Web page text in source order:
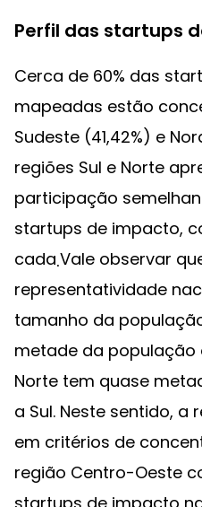
Perfil das startups
Cerca de 60% das
mapeadas estão
Sudeste (41,42%) e
regiões Sul e Norte
participação
startups de impacto,
cada܂Vale observar que apesar de uma
representatividade
tamanho da
metade da população
Norte tem quase
a Sul. Neste sentido,
em critérios de
região Centro-Oeste